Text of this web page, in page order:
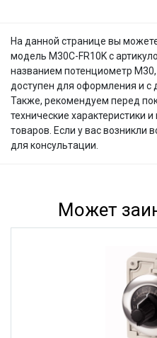
На данной странице вы
модель M30C-FR10K с
названием потенциометр
доступен для оформления и с
Также, рекомендуем перед
технические характеристики
товаров. Если у вас возникли
для консультации.
Может